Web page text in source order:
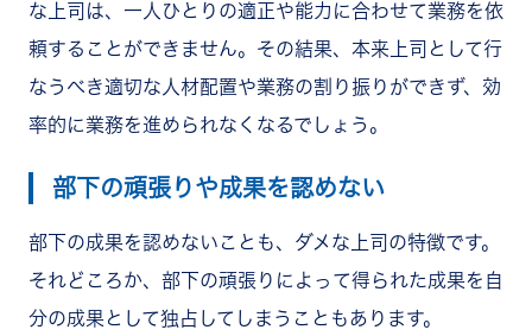
な上司は、一人ひとりの適正や能力に合わせて業務を依
頼することができません。その結果、本来上司として行
なうべき適切な人材配置や業務の割り振りができず、効
率的に業務を進められなくなるでしょう。
部下の頑張りや成果を認めない
部下の成果を認めないことも、ダメな上司の特徴です。
それどころか、部下の頑張りによって得られた成果を自
分の成果として独占してしまうこともあります。